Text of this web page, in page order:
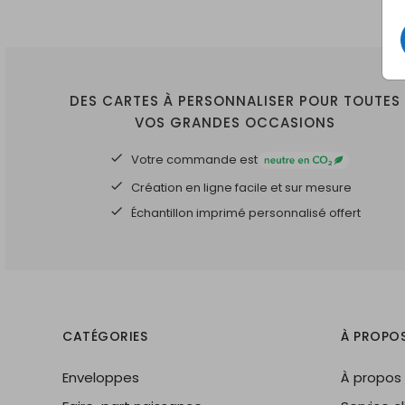
DES CARTES À PERSONNALISER POUR TOUTES
VOS GRANDES OCCASIONS
Votre commande est
Création en ligne facile et sur mesure
Échantillon imprimé personnalisé offert
CATÉGORIES
Enveloppes
À
À